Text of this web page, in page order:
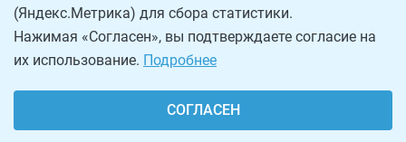
(Яндекс.Метрика) для сбора статистики.
Нажимая «Согласен», вы подтверждаете согласие на
их использование. Подробнее
СОГЛАСЕН